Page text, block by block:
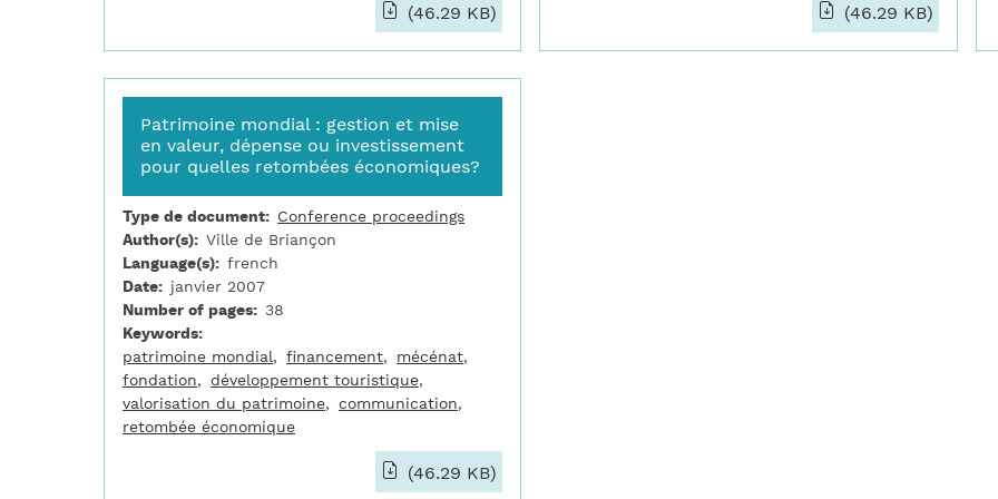
(46.29 KB) (46.29 KB)
Patrimoine mondial : gestion et mise
en valeur, dépense ou investissement
pour quelles retombées économiques?
Type de document
Conference proceedings
Author(s)
Ville de Briançon
Language(s)
french
Date
janvier 2007
Number of pages
38
Keywords
patrimoine mondial
financement
mécénat
fondation
développement touristique
valorisation du patrimoine
communication
retombée économique
(46.29 KB)